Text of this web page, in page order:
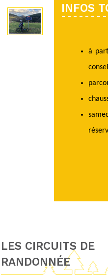
INFOS
à
LES CIRCUITS DE
RANDONNÉE